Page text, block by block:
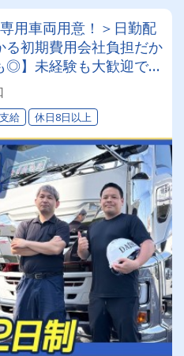
用車両用意！＞日勤配
初期費用会社負担だか
◎】未経験も大歓迎です
ドライバーも現役で
なので、長期安定して
給 休日8日以上